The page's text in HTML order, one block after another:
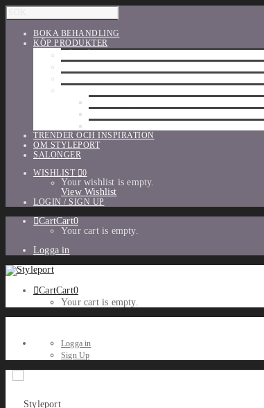
BOKA BEHANDLING
KÖP PRODUKTER
TRENDER OCH INSPIRATION
OM STYLEPORT
SALONGER
WISHLIST
0
Your wishlist is empty.
View Wishlist
LOGIN / SIGN UP
CartCart0
Your cart is empty.
Logga in
CartCart0
Your cart is empty.
Logga in
Sign Up